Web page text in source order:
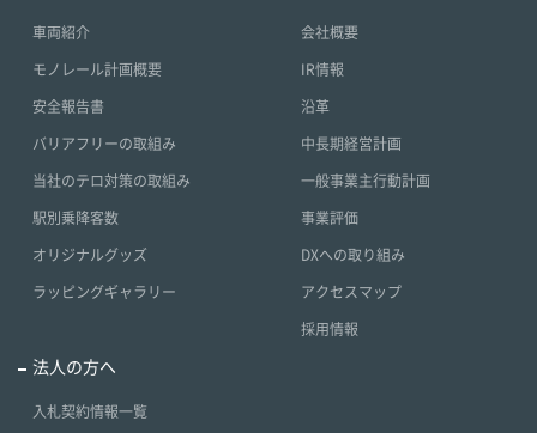
車両紹介
モノレール計画概要
安全報告書
バリアフリーの取組み
当社のテロ対策の取組み
駅別乗降客数
オリジナルグッズ
ラッピングギャラリー
会社概要
IR情報
沿革
中長期経営計画
一般事業主行動計画
事業評価
DXへの取り組み
アクセスマップ
採用情報
法人の方へ
入札契約情報一覧